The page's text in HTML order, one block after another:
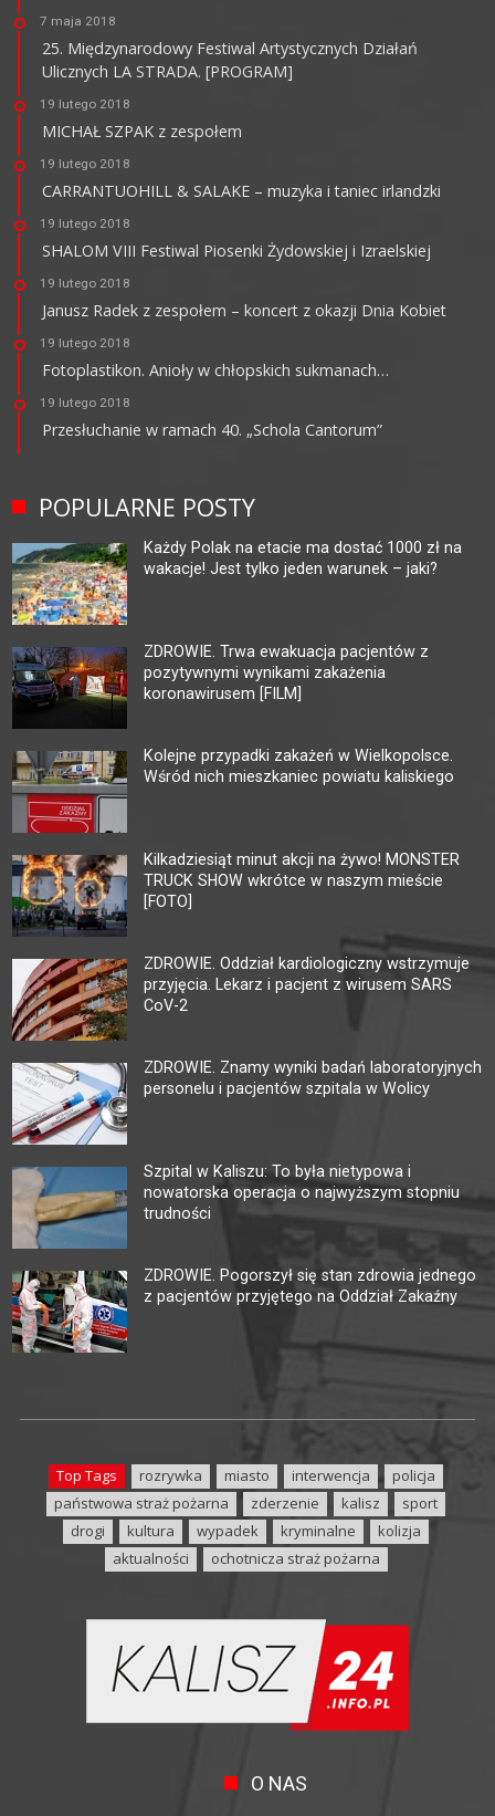
7 maja 2018
25. Międzynarodowy Festiwal Artystycznych Działań
Ulicznych LA STRADA. [PROGRAM]
19 lutego 2018
MICHAŁ SZPAK z zespołem
19 lutego 2018
CARRANTUOHILL & SALAKE – muzyka i taniec irlandzki
19 lutego 2018
SHALOM VIII Festiwal Piosenki Żydowskiej i Izraelskiej
19 lutego 2018
Janusz Radek z zespołem – koncert z okazji Dnia Kobiet
19 lutego 2018
Fotoplastikon. Anioły w chłopskich sukmanach…
19 lutego 2018
Przesłuchanie w ramach 40. „Schola Cantorum”
POPULARNE POSTY
Każdy Polak na etacie ma dostać 1000 zł na
wakacje! Jest tylko jeden warunek – jaki?
ZDROWIE. Trwa ewakuacja pacjentów z
pozytywnymi wynikami zakażenia
koronawirusem [FILM]
Kolejne przypadki zakażeń w Wielkopolsce.
Wśród nich mieszkaniec powiatu kaliskiego
Kilkadziesiąt minut akcji na żywo! MONSTER
TRUCK SHOW wkrótce w naszym mieście
[FOTO]
ZDROWIE. Oddział kardiologiczny wstrzymuje
przyjęcia. Lekarz i pacjent z wirusem SARS
CoV-2
ZDROWIE. Znamy wyniki badań laboratoryjnych
personelu i pacjentów szpitala w Wolicy
Szpital w Kaliszu: To była nietypowa i
nowatorska operacja o najwyższym stopniu
trudności
ZDROWIE. Pogorszył się stan zdrowia jednego
z pacjentów przyjętego na Oddział Zakaźny
Top Tags rozrywka miasto interwencja
policja
państwowa straż pożarna
zderzenie kalisz
sport
drogi
kultura wypadek kryminalne
kolizja
aktualności
ochotnicza straż pożarna
O NAS